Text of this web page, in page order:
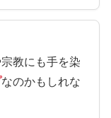
教にも手を染
なのかもしれな